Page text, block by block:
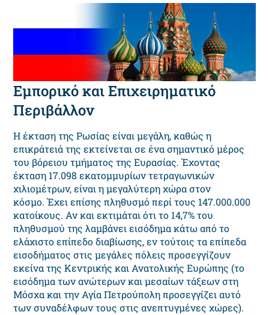
Εμπορικό και Επιχειρηματικό
Περιβάλλον
Η έκταση της Ρωσίας είναι μεγάλη, καθώς η
επικράτειά της εκτείνεται σε ένα σημαντικό μέρος
του βόρειου τμήματος της Ευρασίας. Έχοντας
έκταση 17.098 εκατομμυρίων τετραγωνικών
χιλιομέτρων, είναι η μεγαλύτερη χώρα στον
κόσμο. Έχει επίσης πληθυσμό περί τους 147.000.000
κατοίκους. Αν και εκτιμάται ότι το 14,7% του
πληθυσμού της λαμβάνει εισόδημα κάτω από το
ελάχιστο επίπεδο διαβίωσης, εν τούτοις τα επίπεδα
εισοδήματος στις μεγάλες πόλεις προσεγγίζουν
εκείνα της Κεντρικής και Ανατολικής Ευρώπης (το
εισόδημα των ανώτερων και μεσαίων τάξεων στη
Μόσχα και την Αγία Πετρούπολη προσεγγίζει αυτό
των συναδέλφων τους στις ανεπτυγμένες χώρες).